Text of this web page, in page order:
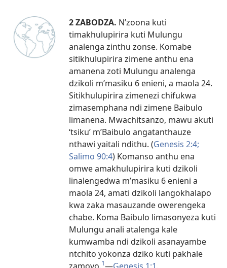
2 ZABODZA. N’zoona kuti
timakhulupirira kuti Mulungu
analenga zinthu zonse. Komabe
sitikhulupirira zimene anthu ena
amanena zoti Mulungu analenga
dzikoli m’masiku 6 enieni, a maola 24.
Sitikhulupirira zimenezi chifukwa
zimasemphana ndi zimene Baibulo
limanena. Mwachitsanzo, mawu akuti
‘tsiku’ m’Baibulo angatanthauze
nthawi yaitali ndithu. (Genesis 2:4;
Salimo 90:4) Komanso anthu ena
omwe amakhulupirira kuti dzikoli
linalengedwa m’masiku 6 enieni a
maola 24, amati dzikoli langokhalapo
kwa zaka masauzande owerengeka
chabe. Koma Baibulo limasonyeza kuti
Mulungu anali atalenga kale
kumwamba ndi dzikoli asanayambe
ntchito yokonza dziko kuti pakhale
zamoyo. 1—Genesis 1:1